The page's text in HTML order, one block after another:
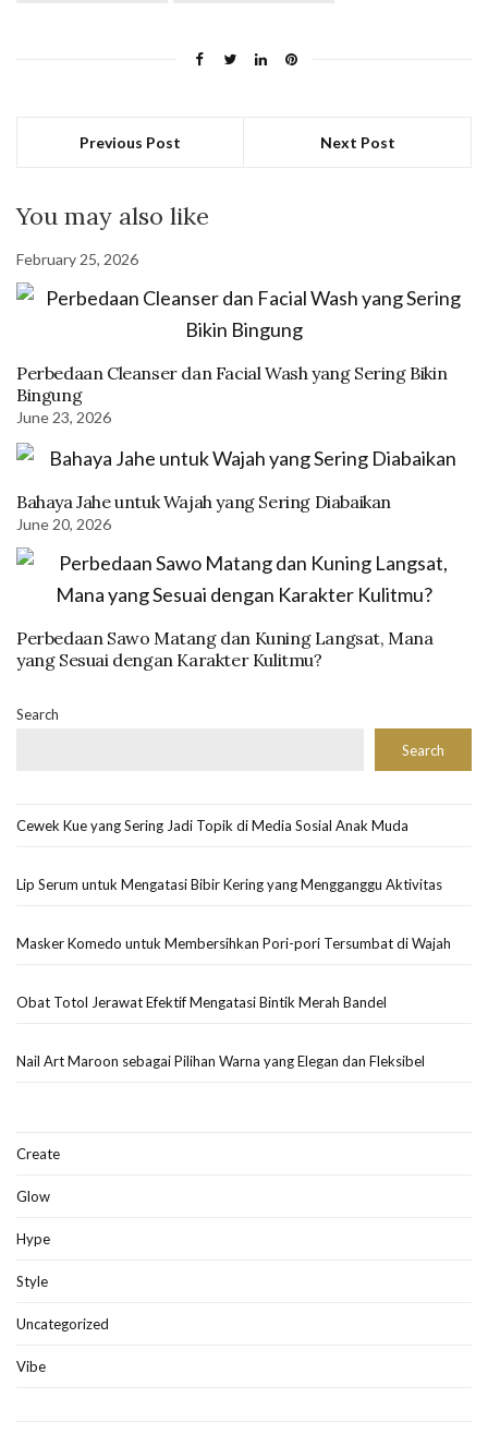
Previous Post Next Post
You may also like
February 25, 2026
Perbedaan Cleanser dan Facial Wash yang Sering Bikin
Bingung
June 23, 2026
Bahaya Jahe untuk Wajah yang Sering Diabaikan
June 20, 2026
Perbedaan Sawo Matang dan Kuning Langsat, Mana
yang Sesuai dengan Karakter Kulitmu?
Search
Search
Cewek Kue yang Sering Jadi Topik di Media Sosial Anak Muda
Lip Serum untuk Mengatasi Bibir Kering yang Mengganggu Aktivitas
Masker Komedo untuk Membersihkan Pori-pori Tersumbat di Wajah
Obat Totol Jerawat Efektif Mengatasi Bintik Merah Bandel
Nail Art Maroon sebagai Pilihan Warna yang Elegan dan Fleksibel
Create
Glow
Hype
Style
Uncategorized
Vibe